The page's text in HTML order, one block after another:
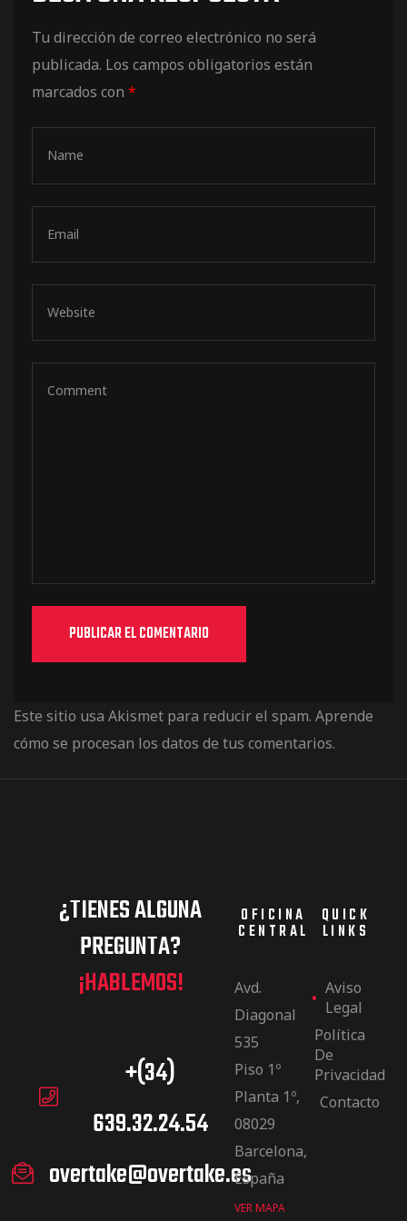
Tu dirección de correo electrónico no será
publicada. Los campos obligatorios están
marcados con *
Este sitio usa Akismet para reducir el spam. Aprende
cómo se procesan los datos de tus comentarios.
¿TIENES ALGUNA
PREGUNTA?
¡HABLEMOS!
+(34)
639.32.24.54
overtake@overtake.es
OFICINA
CENTRAL
Avd.
Diagonal
535
Piso 1º
Planta 1º,
08029
Barcelona,
España
VER MAPA
QUICK
LINKS
Aviso
Legal
Política
De
Privacidad
Contacto